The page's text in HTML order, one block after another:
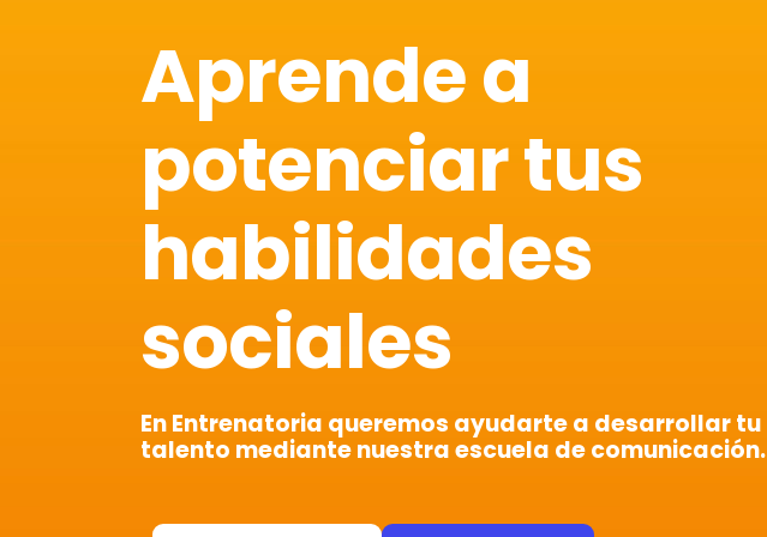
Aprende a
potenciar tus
habilidades
sociales
En Entrenatoria queremos ayudarte a desarrollar tu
talento mediante nuestra escuela de comunicación.